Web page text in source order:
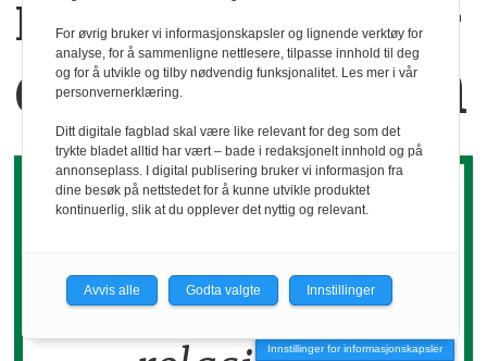
Kaffekoppen binder
dem sammen
Det koker ned til
Innstillinger for informasjonskapsler
For øvrig bruker vi informasjonskapsler og lignende verktøy for
analyse, for å sammenligne nettlesere, tilpasse innhold til deg
og for å utvikle og tilby nødvendig funksjonalitet. Les mer i vår
personvernerklæring.
Ditt digitale fagblad skal være like relevant for deg som det
trykte bladet alltid har vært – bade i redaksjonelt innhold og på
annonseplass. I digital publisering bruker vi informasjon fra
dine besøk på nettstedet for å kunne utvikle produktet
kontinuerlig, slik at du opplever det nyttig og relevant.
Avvis alle Godta valgte Innstillinger